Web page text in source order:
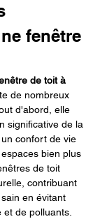
fenêtre
de toit à
de nombreux
d'abord, elle
significative de la
confort de vie
bien plus
de toit
contribuant
en évitant
de polluants.